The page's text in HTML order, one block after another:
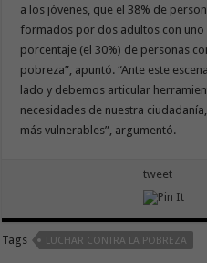
a los jóvenes, que el 38% de
formados por dos adultos con uno
porcentaje (el 30%) de personas
pobreza”, apuntó. “Ante este
lado y debemos articular
necesidades de nuestra
más vulnerables”, argumentó.
tweet
Tags LUCHAR CONTRA LA POBREZA